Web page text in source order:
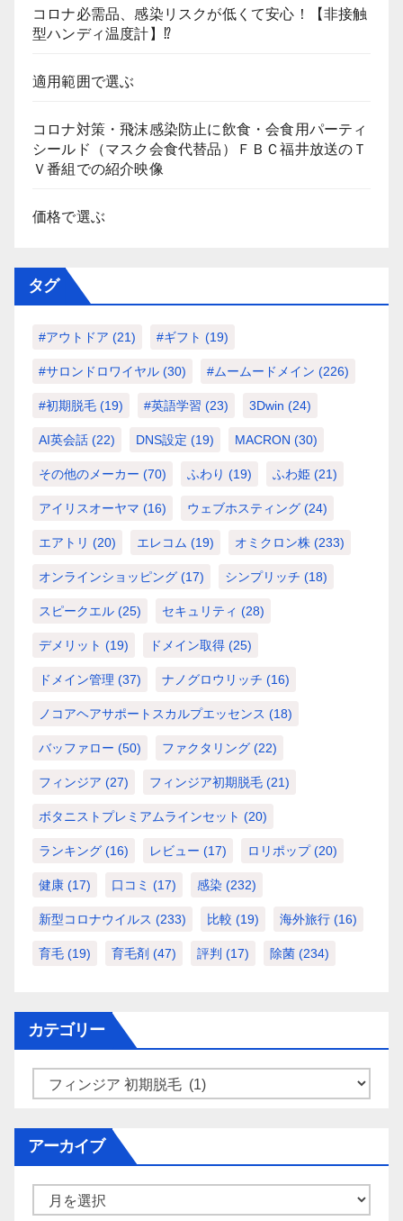
コロナ必需品、感染リスクが低くて安心！【非接触
型ハンディ温度計】⁉
適用範囲で選ぶ
コロナ対策・飛沫感染防止に飲食・会食用パーティ
シールド（マスク会食代替品）ＦＢＣ福井放送のＴ
Ｖ番組での紹介映像
価格で選ぶ
タグ
#アウトドア (21) #ギフト (19)
#サロンドロワイヤル (30) #ムームードメイン (226)
#初期脱毛 (19) #英語学習 (23) 3Dwin (24)
AI英会話 (22) DNS設定 (19) MACRON (30)
その他のメーカー (70) ふわり (19) ふわ姫 (21)
アイリスオーヤマ (16) ウェブホスティング (24)
エアトリ (20) エレコム (19) オミクロン株 (233)
オンラインショッピング (17) シンプリッチ (18)
スピークエル (25) セキュリティ (28)
デメリット (19) ドメイン取得 (25)
ドメイン管理 (37) ナノグロウリッチ (16)
ノコアヘアサポートスカルプエッセンス (18)
バッファロー (50) ファクタリング (22)
フィンジア (27) フィンジア初期脱毛 (21)
ボタニストプレミアムラインセット (20)
ランキング (16) レビュー (17) ロリポップ(20)
健康 (17) 口コミ (17) 感染 (232)
新型コロナウイルス (233) 比較 (19) 海外旅行 (16)
育毛 (19) 育毛剤 (47) 評判 (17) 除菌 (234)
カテゴリー
ー
アーカイブ